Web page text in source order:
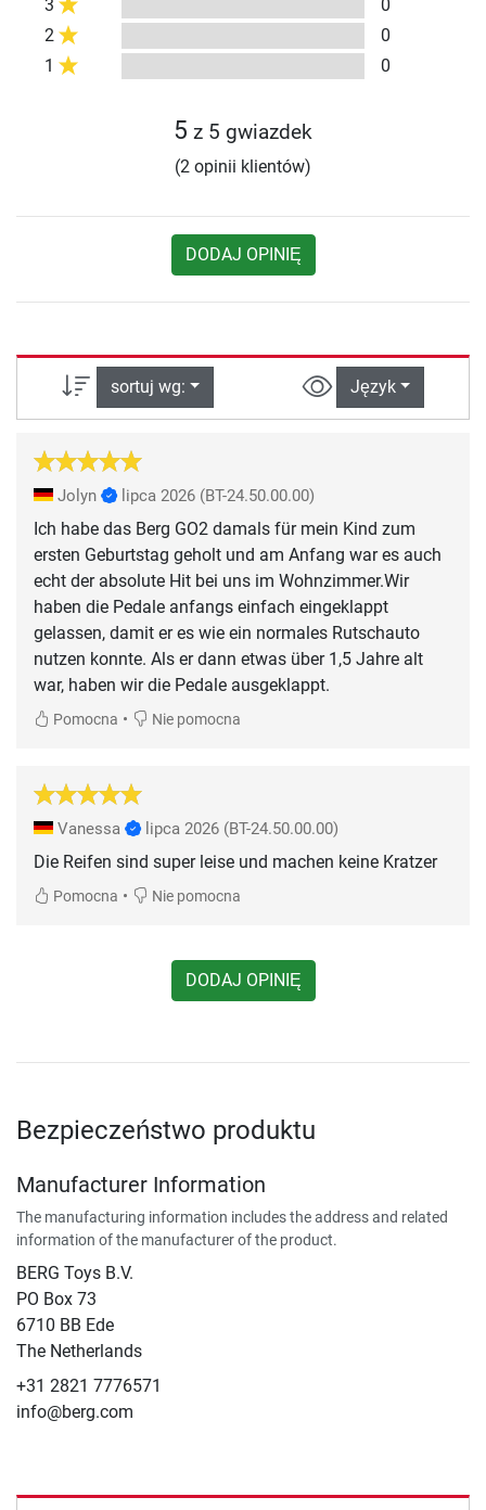
3
0
2
0
1
0
5 z 5 gwiazdek
(2 opinii klientów)
DODAJ OPINIĘ
sortuj wg: Język
Jolyn lipca 2026 (BT-24.50.00.00)
Ich habe das Berg GO2 damals für mein Kind zum
ersten Geburtstag geholt und am Anfang war es auch
echt der absolute Hit bei uns im Wohnzimmer.Wir
haben die Pedale anfangs einfach eingeklappt
gelassen, damit er es wie ein normales Rutschauto
nutzen konnte. Als er dann etwas über 1,5 Jahre alt
war, haben wir die Pedale ausgeklappt.
Pomocna • Nie pomocna
Vanessa lipca 2026 (BT-24.50.00.00)
Die Reifen sind super leise und machen keine Kratzer
Pomocna • Nie pomocna
DODAJ OPINIĘ
Bezpieczeństwo produktu
Manufacturer Information
The manufacturing information includes the address and related
information of the manufacturer of the product.
BERG Toys B.V.
​PO Box 73
6710 BB Ede
The Netherlands
+31 2821 7776571
info@berg.com